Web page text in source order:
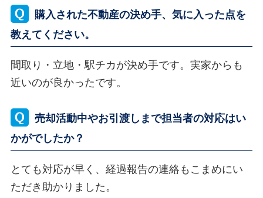
購入された不動産の決め手、気に入った点を
教えてください。
間取り・立地・駅チカが決め手です。実家からも
近いのが良かったです。
売却活動中やお引渡しまで担当者の対応はい
かがでしたか？
とても対応が早く、経過報告の連絡もこまめにい
ただき助かりました。